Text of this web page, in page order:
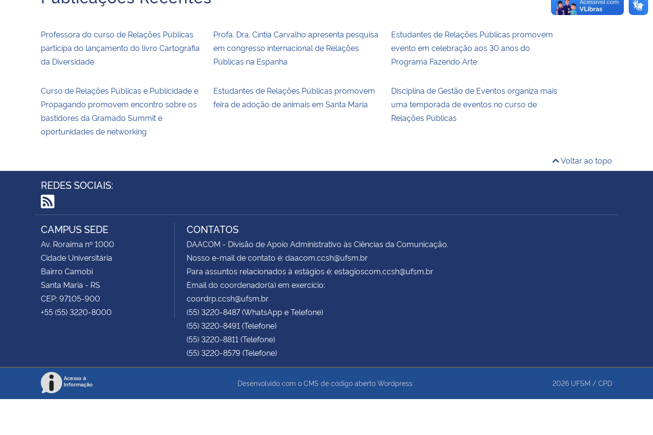
Professora do curso de Relações Públicas
participa do lançamento do livro Cartografia
da Diversidade
Profa. Dra. Cíntia Carvalho apresenta pesquisa
em congresso internacional de Relações
Públicas na Espanha
Estudantes de Relações Públicas promovem
evento em celebração aos 30 anos do
Programa Fazendo Arte
Curso de Relações Públicas e Publicidade e
Propagando promovem encontro sobre os
bastidores da Gramado Summit e
oportunidades de networking
Estudantes de Relações Públicas promovem
feira de adoção de animais em Santa Maria
Disciplina de Gestão de Eventos organiza mais
uma temporada de eventos no curso de
Relações Públicas
Voltar ao topo
REDES SOCIAIS:
RSS
CAMPUS SEDE
Av. Roraima nº 1000
Cidade Universitária
Bairro Camobi
Santa Maria - RS
CEP: 97105-900
+55 (55) 3220-8000
CONTATOS
DAACOM - Divisão de Apoio Administrativo às Ciências da Comunicação.
Nosso e-mail de contato é: daacom.ccsh@ufsm.br
Para assuntos relacionados à estágios é: estagioscom.ccsh@ufsm.br
Email do coordenador(a) em exercício:
coordrp.ccsh@ufsm.br
(55) 3220-8487 (WhatsApp e Telefone)
(55) 3220-8491 (Telefone)
(55) 3220-8811 (Telefone)
(55) 3220-8579 (Telefone)
Acesso à
Informação
Desenvolvido com o CMS de código aberto Wordpress 2026 UFSM / CPD